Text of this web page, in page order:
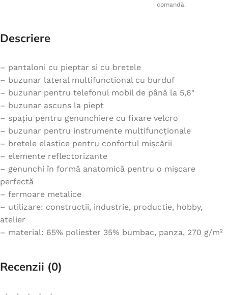
comandă.
Descriere
– pantaloni cu pieptar si cu bretele
– buzunar lateral multifunctional cu burduf
– buzunar pentru telefonul mobil de până la 5,6″
– buzunar ascuns la piept
– spațiu pentru genunchiere cu fixare velcro
– buzunar pentru instrumente multifuncționale
– bretele elastice pentru confortul mișcării
– elemente reflectorizante
– genunchi în formă anatomică pentru o mișcare
perfectă
– fermoare metalice
– utilizare: constructii, industrie, productie, hobby,
atelier
– material: 65% poliester 35% bumbac, panza, 270 g/m²
Recenzii (0)